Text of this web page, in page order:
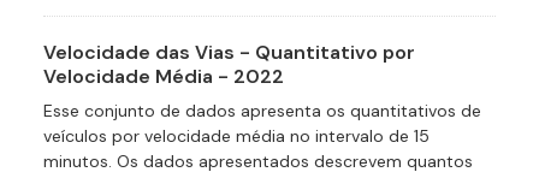
Velocidade das Vias - Quantitativo por
Velocidade Média - 2022
Esse conjunto de dados apresenta os quantitativos de
veículos por velocidade média no intervalo de 15
minutos. Os dados apresentados descrevem quantos